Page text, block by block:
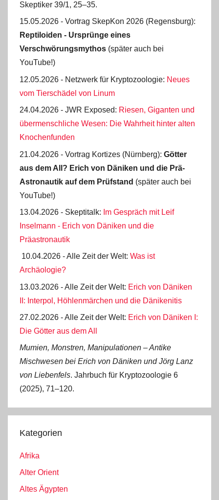
Skeptiker 39/1, 25‒35.
15.05.2026 - Vortrag SkepKon 2026 (Regensburg):
Reptiloiden - Ursprünge eines
Verschwörungsmythos (später auch bei
YouTube!)
12.05.2026 - Netzwerk für Kryptozoologie: Neues
vom Tierschädel von Linum
24.04.2026 - JWR Exposed: Riesen, Giganten und
übermenschliche Wesen: Die Wahrheit hinter alten
Knochenfunden
21.04.2026 - Vortrag Kortizes (Nürnberg): Götter
aus dem All? Erich von Däniken und die Prä-
Astro­nautik auf dem Prüf­stand (später auch bei
YouTube!)
13.04.2026 - Skeptitalk: Im Gespräch mit Leif
Inselmann - Erich von Däniken und die
Präastronautik
10.04.2026 - Alle Zeit der Welt: Was ist
Archäologie?
13.03.2026 - Alle Zeit der Welt: Erich von Däniken
II: Interpol, Höhlenmärchen und die Dänikenitis
27.02.2026 - Alle Zeit der Welt: Erich von Däniken I:
Die Götter aus dem All
Mumien, Monstren, Manipulationen ‒ Antike
Mischwesen bei Erich von Däniken und Jörg Lanz
von Liebenfels. Jahrbuch für Kryptozoologie 6
(2025), 71‒120.
Kategorien
Afrika
Alter Orient
Altes Ägypten